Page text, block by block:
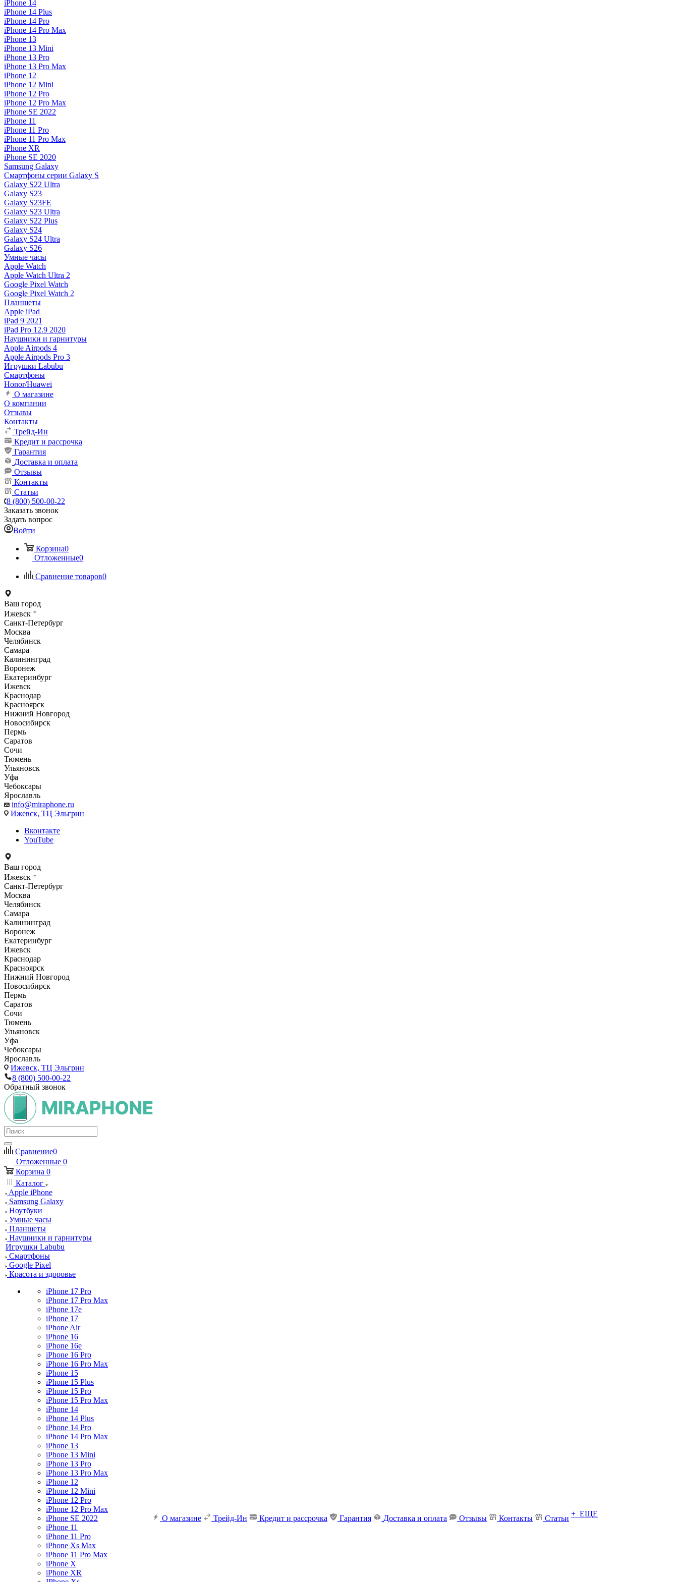
iPhone 14
iPhone 14 Plus
iPhone 14 Pro
iPhone 14 Pro Max
iPhone 13
iPhone 13 Mini
iPhone 13 Pro
iPhone 13 Pro Max
iPhone 12
iPhone 12 Mini
iPhone 12 Pro
iPhone 12 Pro Max
iPhone SE 2022
iPhone 11
iPhone 11 Pro
iPhone 11 Pro Max
iPhone XR
iPhone SE 2020
Samsung Galaxy
Смартфоны серии Galaxy S
Galaxy S22 Ultra
Galaxy S23
Galaxy S23FE
Galaxy S23 Ultra
Galaxy S22 Plus
Galaxy S24
Galaxy S24 Ultra
Galaxy S26
Умные часы
Apple Watch
Apple Watch Ultra 2
Google Pixel Watch
Google Pixel Watch 2
Планшеты
Apple iPad
iPad 9 2021
iPad Pro 12.9 2020
Наушники и гарнитуры
Apple Airpods 4
Apple Airpods Pro 3
Игрушки Labubu
Смартфоны
Honor/Huawei
О магазине
О компании
Отзывы
Контакты
Трейд-Ин
Кредит и рассрочка
Гарантия
Доставка и оплата
Отзывы
Контакты
Статьи
8 (800) 500-00-22
Заказать звонок
Задать вопрос
Войти
Корзина0
Отложенные0
Сравнение товаров0
Ваш город
Ижевск
Санкт-Петербург
Москва
Челябинск
Самара
Калининград
Воронеж
Екатеринбург
Ижевск
Краснодар
Красноярск
Нижний Новгород
Новосибирск
Пермь
Саратов
Сочи
Тюмень
Ульяновск
Уфа
Чебоксары
Ярославль
info@miraphone.ru
Ижевск, ТЦ Эльгрин
Вконтакте
YouTube
Ваш город
Ижевск
Санкт-Петербург
Москва
Челябинск
Самара
Калининград
Воронеж
Екатеринбург
Ижевск
Краснодар
Красноярск
Нижний Новгород
Новосибирск
Пермь
Саратов
Сочи
Тюмень
Ульяновск
Уфа
Чебоксары
Ярославль
Ижевск, ТЦ Эльгрин
8 (800) 500-00-22
Обратный звонок
Сравнение0
Отложенные 0
Корзина 0
Каталог
Apple iPhone
Samsung Galaxy
Ноутбуки
Умные часы
Планшеты
Наушники и гарнитуры
Игрушки Labubu
Смартфоны
Google Pixel
Красота и здоровье
iPhone 17 Pro
iPhone 17 Pro Max
iPhone 17e
iPhone 17
iPhone Air
iPhone 16
iPhone 16e
iPhone 16 Pro
iPhone 16 Pro Max
iPhone 15
iPhone 15 Plus
iPhone 15 Pro
iPhone 15 Pro Max
iPhone 14
iPhone 14 Plus
iPhone 14 Pro
iPhone 14 Pro Max
iPhone 13
iPhone 13 Mini
iPhone 13 Pro
iPhone 13 Pro Max
iPhone 12
iPhone 12 Mini
iPhone 12 Pro
iPhone 12 Pro Max
iPhone SE 2022
iPhone 11
iPhone 11 Pro
iPhone Xs Max
iPhone 11 Pro Max
iPhone X
iPhone XR
О магазине Трейд-Ин Кредит и рассрочка Гарантия Доставка и оплата Отзывы Контакты Статьи
+ ЕЩЕ